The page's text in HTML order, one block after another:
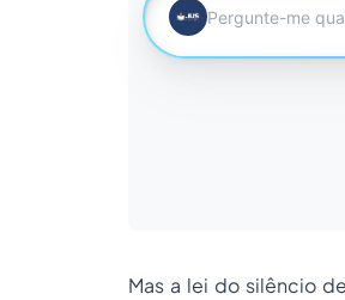
Mas a lei do silêncio